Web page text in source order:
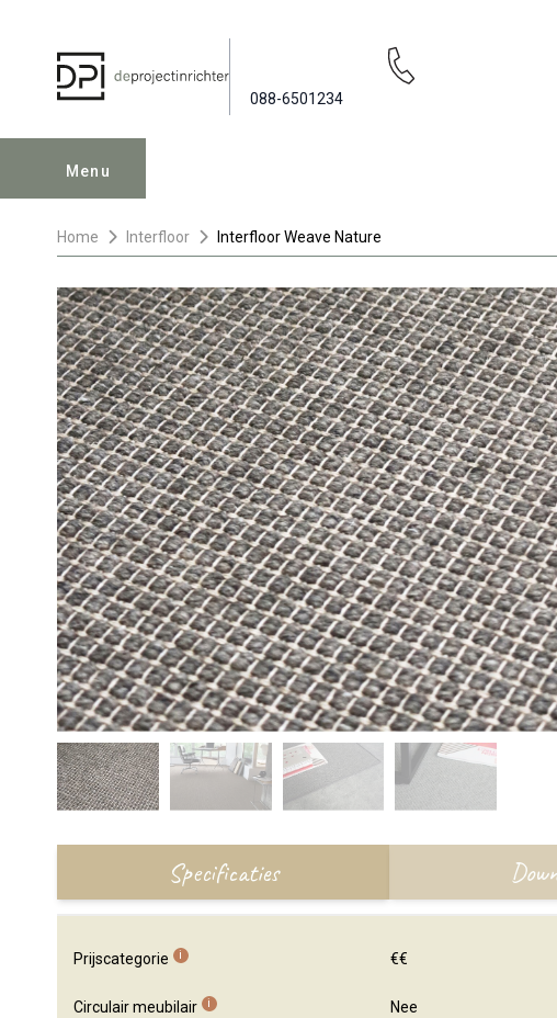
088-6501234
Menu
Home Interfloor Interfloor Weave Nature
Specificaties
Prijscategorie i €€
Circulair meubilair i
Nee